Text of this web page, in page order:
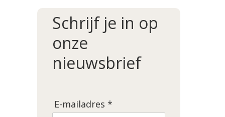
Schrijf je in op
onze
nieuwsbrief
E-mailadres *